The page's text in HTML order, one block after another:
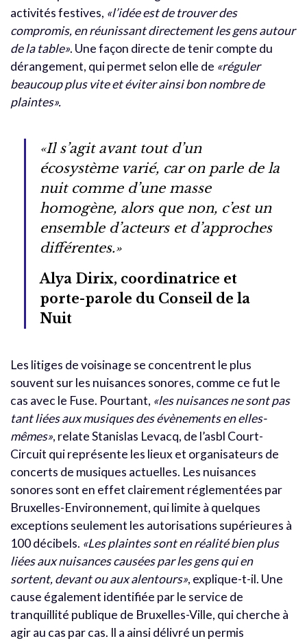
activités festives, «l’idée est de trouver des
compromis, en réunissant directement les gens autour
de la table». Une façon directe de tenir compte du
dérangement, qui permet selon elle de «réguler
beaucoup plus vite et éviter ainsi bon nombre de
plaintes».
«Il s’agit avant tout d’un
écosystème varié, car on parle de la
nuit comme d’une masse
homogène, alors que non, c’est un
ensemble d’acteurs et d’approches
différentes.»
Alya Dirix, coordinatrice et
porte-parole du Conseil de la
Nuit
Les litiges de voisinage se concentrent le plus
souvent sur les nuisances sonores, comme ce fut le
cas avec le Fuse. Pourtant, «les nuisances ne sont pas
tant liées aux musiques des évènements en elles-
mêmes», relate Stanislas Levacq, de l’asbl Court-
Circuit qui représente les lieux et organisateurs de
concerts de musiques actuelles. Les nuisances
sonores sont en effet clairement réglementées par
Bruxelles-Environnement, qui limite à quelques
exceptions seulement les autorisations supérieures à
100 décibels. «Les plaintes sont en réalité bien plus
liées aux nuisances causées par les gens qui en
sortent, devant ou aux alentours», explique-t-il. Une
cause également identifiée par le service de
tranquillité publique de Bruxelles-Ville, qui cherche à
agir au cas par cas. Il a ainsi délivré un permis